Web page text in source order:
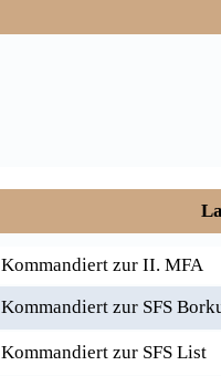
Kommandiert zur II. MFA
Kommandiert zur SFS
Kommandiert zur SFS List